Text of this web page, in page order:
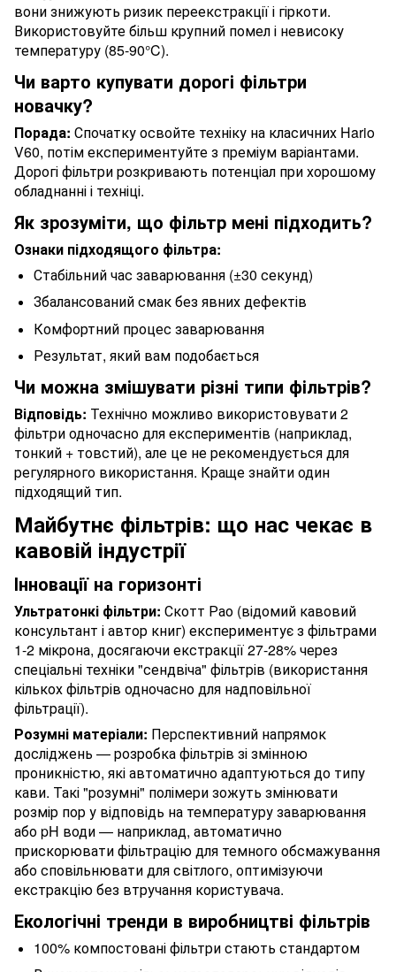
вони знижують ризик переекстракції і гіркоти.
Використовуйте більш крупний помел і невисоку
температуру (85-90°C).
Чи варто купувати дорогі фільтри
новачку?
Порада: Спочатку освойте техніку на класичних Hario
V60, потім експериментуйте з преміум варіантами.
Дорогі фільтри розкривають потенціал при хорошому
обладнанні і техніці.
Як зрозуміти, що фільтр мені підходить?
Ознаки підходящого фільтра:
Стабільний час заварювання (±30 секунд)
Збалансований смак без явних дефектів
Комфортний процес заварювання
Результат, який вам подобається
Чи можна змішувати різні типи фільтрів?
Відповідь: Технічно можливо використовувати 2
фільтри одночасно для експериментів (наприклад,
тонкий + товстий), але це не рекомендується для
регулярного використання. Краще знайти один
підходящий тип.
Майбутнє фільтрів: що нас чекає в
кавовій індустрії
Інновації на горизонті
Ультратонкі фільтри: Скотт Рао (відомий кавовий
консультант і автор книг) експериментує з фільтрами
1-2 мікрона, досягаючи екстракції 27-28% через
спеціальні техніки "сендвіча" фільтрів (використання
кількох фільтрів одночасно для надповільної
фільтрації).
Розумні матеріали: Перспективний напрямок
досліджень — розробка фільтрів зі змінною
проникністю, які автоматично адаптуються до типу
кави. Такі "розумні" полімери зожуть змінювати
розмір пор у відповідь на температуру заварювання
або pH води — наприклад, автоматично
прискорювати фільтрацію для темного обсмажування
або сповільнювати для світлого, оптимізуючи
екстракцію без втручання користувача.
Екологічні тренди в виробництві фільтрів
100% компостовані фільтри стають стандартом